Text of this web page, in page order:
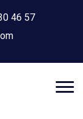
46 57